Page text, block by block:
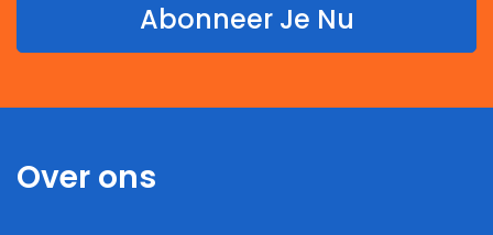
Abonneer Je Nu
Over ons